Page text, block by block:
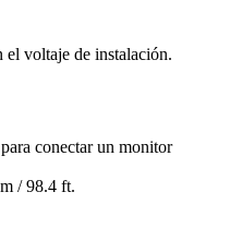
el voltaje de instalación.
conectar un monitor
/ 98.4 ft.